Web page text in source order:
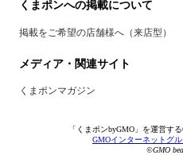
くまポンへの掲載について
掲載をご希望の店舗様へ（来店型）
メディア・関連サイト
くまポンマガジン
「くまポンbyGMO」を運営す
GMOインターネットグ
©GMO